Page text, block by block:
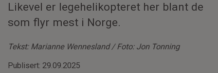
Likevel er legehelikopteret her blant de
som flyr mest i Norge.
Tekst: Marianne Wennesland / Foto: Jon Tonning
Publisert: 29.09.2025